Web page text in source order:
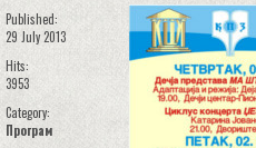
Published:
29 July 2013
Hits:
3953
Category:
Програм